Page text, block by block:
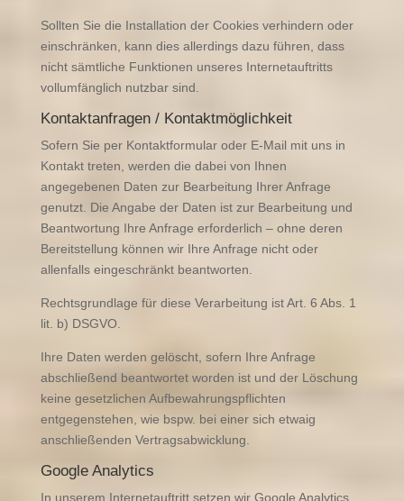
Sollten Sie die Installation der Cookies verhindern oder
einschränken, kann dies allerdings dazu führen, dass
nicht sämtliche Funktionen unseres Internetauftritts
vollumfänglich nutzbar sind.
Kontaktanfragen / Kontaktmöglichkeit
Sofern Sie per Kontaktformular oder E-Mail mit uns in
Kontakt treten, werden die dabei von Ihnen
angegebenen Daten zur Bearbeitung Ihrer Anfrage
genutzt. Die Angabe der Daten ist zur Bearbeitung und
Beantwortung Ihre Anfrage erforderlich – ohne deren
Bereitstellung können wir Ihre Anfrage nicht oder
allenfalls eingeschränkt beantworten.
Rechtsgrundlage für diese Verarbeitung ist Art. 6 Abs. 1
lit. b) DSGVO.
Ihre Daten werden gelöscht, sofern Ihre Anfrage
abschließend beantwortet worden ist und der Löschung
keine gesetzlichen Aufbewahrungspflichten
entgegenstehen, wie bspw. bei einer sich etwaig
anschließenden Vertragsabwicklung.
Google Analytics
In unserem Internetauftritt setzen wir Google Analytics